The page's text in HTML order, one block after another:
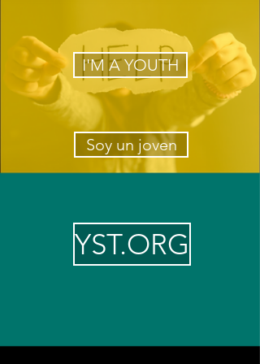
I'M A YOUTH
Soy un joven
YST.ORG